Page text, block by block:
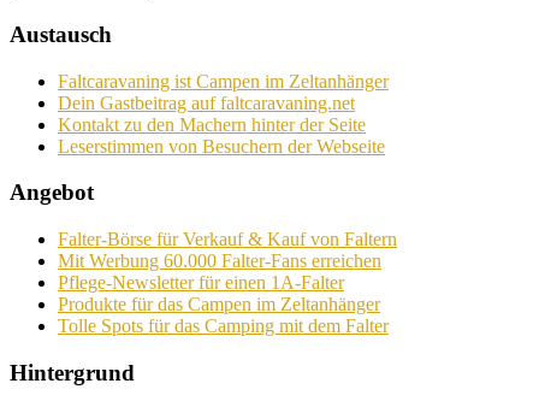
Austausch
Faltcaravaning ist Campen im Zeltanhänger
Dein Gastbeitrag auf faltcaravaning.net
Kontakt zu den Machern hinter der Seite
Leserstimmen von Besuchern der Webseite
Angebot
Falter-Börse für Verkauf & Kauf von Faltern
Mit Werbung 60.000 Falter-Fans erreichen
Pflege-Newsletter für einen 1A-Falter
Produkte für das Campen im Zeltanhänger
Tolle Spots für das Camping mit dem Falter
Hintergrund